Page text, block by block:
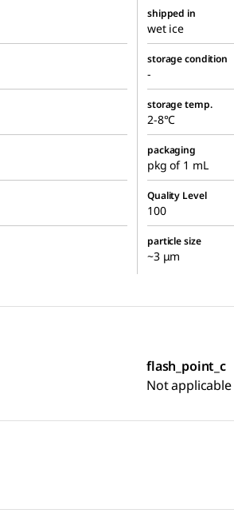
shipped in
wet ice
storage condition
-
storage temp.
2-8°C
packaging
pkg of 1 mL
Quality Level
100
particle size
~3 μm
flash_point_c
Not applicable